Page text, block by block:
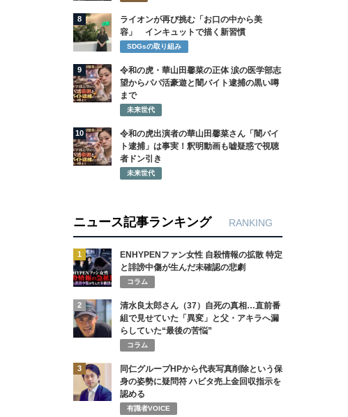
8
ライオンが再び挑む「お口の中から美
容」 インキュットで描く新習慣
SDGsの取り組み
9
令和の虎・華山田馨菜の正体 涙の医学部志
望からパパ活豪遊と闇バイト逮捕の黒い噂
まで
未来世代
10
令和の虎出演者の華山田馨菜さん「闇バイ
ト逮捕」は事実！釈明動画も嘘疑惑で視聴
者ドン引き
未来世代
ニュース記事ランキング RANKING
1
ENHYPENファン女性 自殺情報の拡散 特定
と誹謗中傷が生んだ未確認の悲劇
コラム
2
清水良太郎さん（37）自死の真相…直前番
組で見せていた「異変」と父・アキラへ漏
らしていた“最後の苦悩”
コラム
3
同仁グループHPから代表写真削除という保
身の姿勢に疑問符 ハビタ売上金回収指示を
認める
有識者VOICE